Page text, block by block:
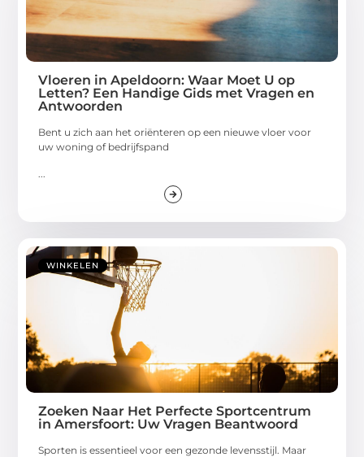
Vloeren in Apeldoorn: Waar Moet U op
Letten? Een Handige Gids met Vragen en
Antwoorden
Bent u zich aan het oriënteren op een nieuwe vloer voor
uw woning of bedrijfspand
WINKELEN
Zoeken Naar Het Perfecte Sportcentrum
in Amersfoort: Uw Vragen Beantwoord
Sporten is essentieel voor een gezonde levensstijl. Maar